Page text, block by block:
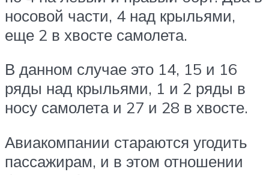
носовой части, 4 над крыльями,
еще 2 в хвосте самолета.
В данном случае это 14, 15 и 16
ряды над крыльями, 1 и 2 ряды в
носу самолета и 27 и 28 в хвосте.
Авиакомпании стараются угодить
пассажирам, и в этом отношении